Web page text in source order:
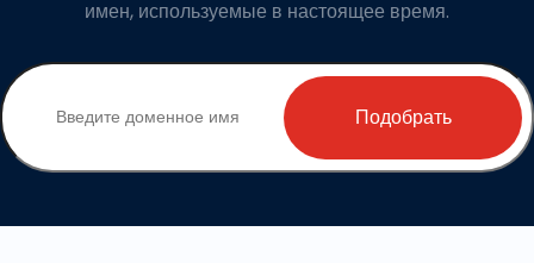
имен, используемые в настоящее время.
Подобрать